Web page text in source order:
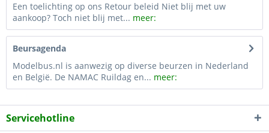
Een toelichting op ons Retour beleid Niet blij met uw
aankoop? Toch niet blij met... meer:
Beursagenda
Modelbus.nl is aanwezig op diverse beurzen in Nederland
en België. De NAMAC Ruildag en... meer:
Servicehotline